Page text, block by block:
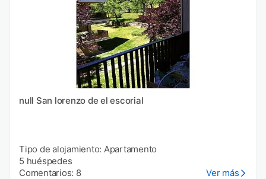
null San lorenzo de el escorial
Tipo de alojamiento: Apartamento
5 huéspedes
Comentarios: 8
Ver más